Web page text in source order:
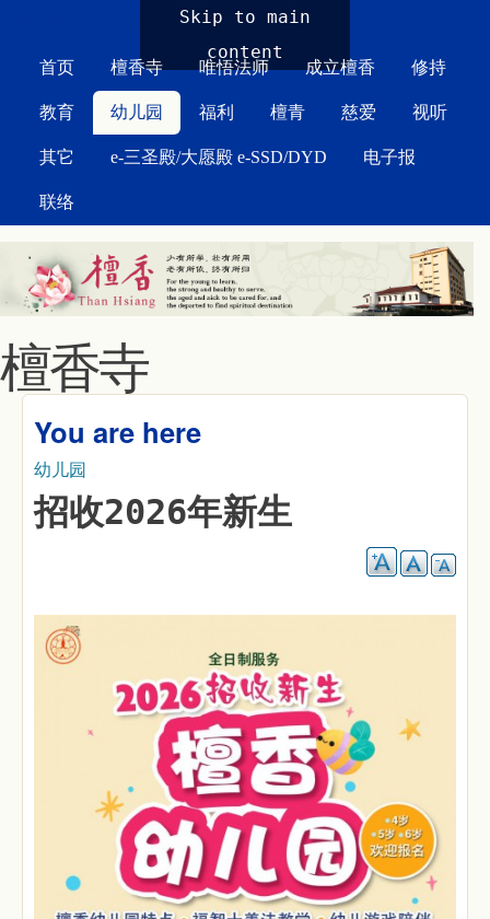
Skip to main
content
首页 檀香寺 唯悟法师 成立檀香 修持
教育 幼儿园 福利 檀青 慈爱 视听
其它 e-三圣殿/大愿殿 e-SSD/DYD 电子报
联络
檀香寺
You are here
幼儿园
招收2026年新生